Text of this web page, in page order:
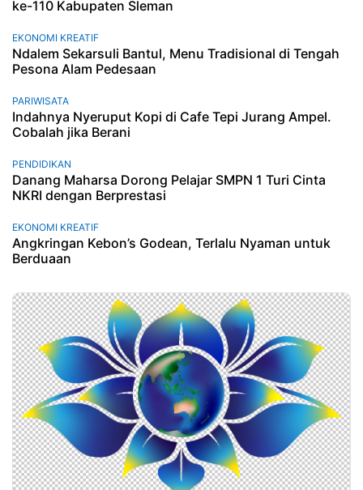
ke-110 Kabupaten Sleman
EKONOMI KREATIF
Ndalem Sekarsuli Bantul, Menu Tradisional di Tengah
Pesona Alam Pedesaan
PARIWISATA
Indahnya Nyeruput Kopi di Cafe Tepi Jurang Ampel.
Cobalah jika Berani
PENDIDIKAN
Danang Maharsa Dorong Pelajar SMPN 1 Turi Cinta
NKRI dengan Berprestasi
EKONOMI KREATIF
Angkringan Kebon’s Godean, Terlalu Nyaman untuk
Berduaan